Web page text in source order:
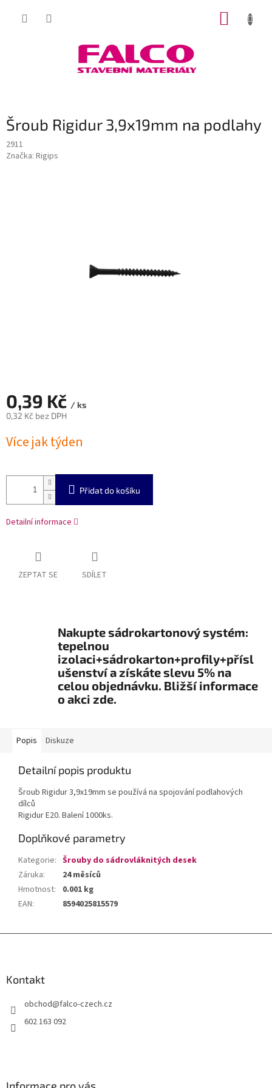
Šroub Rigidur 3,9x19mm na podlahy
2911
Značka: Rigips
0,39 Kč / ks
0,32 Kč bez DPH
cena:
Více jak týden
Přidat do košíku
Detailní informace
ZEPTAT SE SDÍLET
Nakupte sádrokartonový systém:
tepelnou
izolaci+sádrokarton+profily+přísl
ušenství a získáte slevu 5% na
celou objednávku. Bližší informace
o akci zde.
Popis Diskuze
Detailní popis produktu
Šroub Rigidur 3,9x19mm se používá na spojování podlahových
dílců
Rigidur E20. Balení 1000ks.
Doplňkové parametry
Kategorie: Šrouby do sádrovláknitých desek
Záruka:
24 měsíců
Hmotnost:
0.001 kg
EAN: 8594025815579
Kontakt
obchod@falco-czech.cz
602 163 092